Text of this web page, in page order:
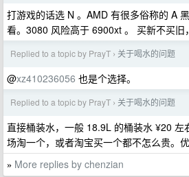
打游戏的话选 N 。AMD 有很多俗称的 A
看。3080 风险高于 6900xt 。 买新不买旧
Replied to a topic by PrayT › 关于喝水的问题
@xz410236056 也是个选择。
Replied to a topic by PrayT › 关于喝水的问题
直接桶装水，一般 18.9L 的桶装水 ¥20 左
场淘一个，或者淘宝买一个都不怎么贵。
» More replies by chenzian